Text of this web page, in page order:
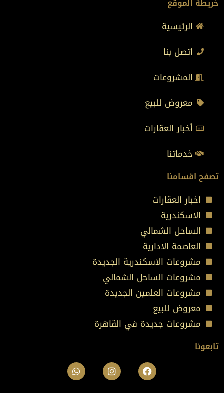
الرئيسية
اتصل بنا
المشروعات
معروض للبيع
أخبار العقارات
خدماتنا
تصفح اقسامنا
اخبار العقارات
الاسكندرية
الساحل الشمالي
العاصمة الادارية
مشروعات الاسكندرية الجديدة
مشروعات الساحل الشمالي
مشروعات العلمين الجديدة
معروض للبيع
مشروعات جديدة في القاهرة
تابعونا
Facebook
Instagram
Whatsapp Youtube
Linkedin
Viber